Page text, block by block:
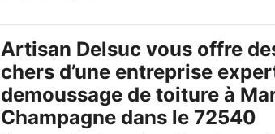
Artisan Delsuc vous offre
chers d’une entreprise
demoussage de toiture à
Champagne dans le 72540